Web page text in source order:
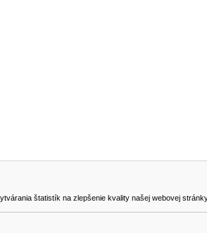
štatistík na zlepšenie kvality našej webovej